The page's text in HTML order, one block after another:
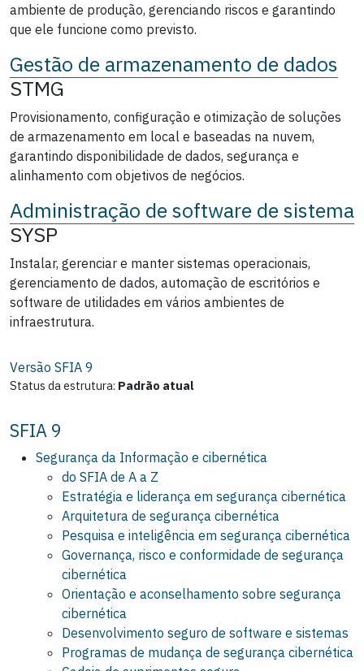
ambiente de produção, gerenciando riscos e garantindo
que ele funcione como previsto.
Gestão de armazenamento de dados
STMG
Provisionamento, configuração e otimização de soluções
de armazenamento em local e baseadas na nuvem,
garantindo disponibilidade de dados, segurança e
alinhamento com objetivos de negócios.
Administração de software de sistema
SYSP
Instalar, gerenciar e manter sistemas operacionais,
gerenciamento de dados, automação de escritórios e
software de utilidades em vários ambientes de
infraestrutura.
Versão SFIA 9
Status da estrutura: Padrão atual
SFIA 9
Segurança da Informação e cibernética
do SFIA de A a Z
Estratégia e liderança em segurança cibernética
Arquitetura de segurança cibernética
Pesquisa e inteligência em segurança cibernética
Governança, risco e conformidade de segurança
cibernética
Orientação e aconselhamento sobre segurança
cibernética
Desenvolvimento seguro de software e sistemas
Programas de mudança de segurança cibernética